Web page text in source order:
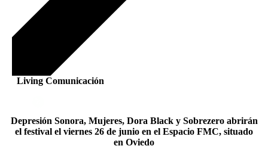
Living Comunicación
Depresión Sonora, Mujeres, Dora Black y Sobrezero abrirán
el festival el viernes 26 de junio en el Espacio FMC, situado
en Oviedo